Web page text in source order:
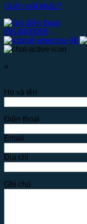
Quên mật khẩu?
0914000065
×
Họ và tên
Điện thoại
Email
Địa chỉ
Ghi chú